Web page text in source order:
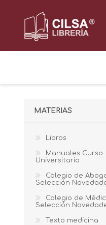
MATERIAS
Libros
Manuales Curso
Universitario
Colegio de
Selección
Colegio de
Selección
Texto medicina